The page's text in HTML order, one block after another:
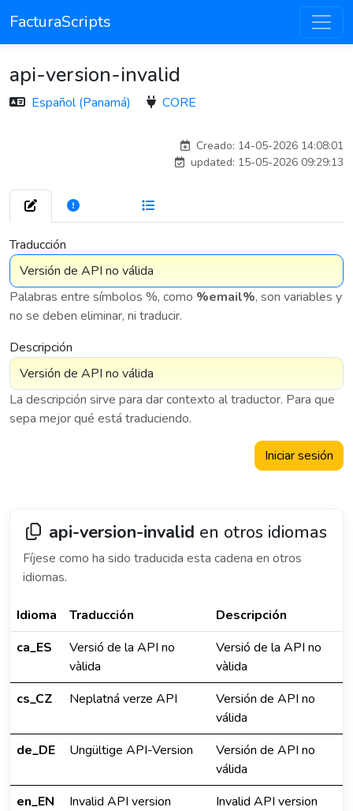
FacturaScripts
api-version-invalid
Español (Panamá) CORE
Creado: 14-05-2026 14:08:01
updated: 15-05-2026 09:29:13
Traducción
Palabras entre símbolos %, como %email%, son variables y
no se deben eliminar, ni traducir.
Descripción
La descripción sirve para dar contexto al traductor. Para que
sepa mejor qué está traduciendo.
Iniciar sesión
api-version-invalid en otros idiomas
Fíjese como ha sido traducida esta cadena en otros
idiomas.
Idioma Traducción
Descripción
ca_ES
Versió de la API no
vàlida
Versió de la API no
vàlida
cs_CZ
Neplatná verze API
Versión de API no
válida
de_DE
Ungültige API-Version
Versión de API no
válida
en_EN
Invalid API version
Invalid API version